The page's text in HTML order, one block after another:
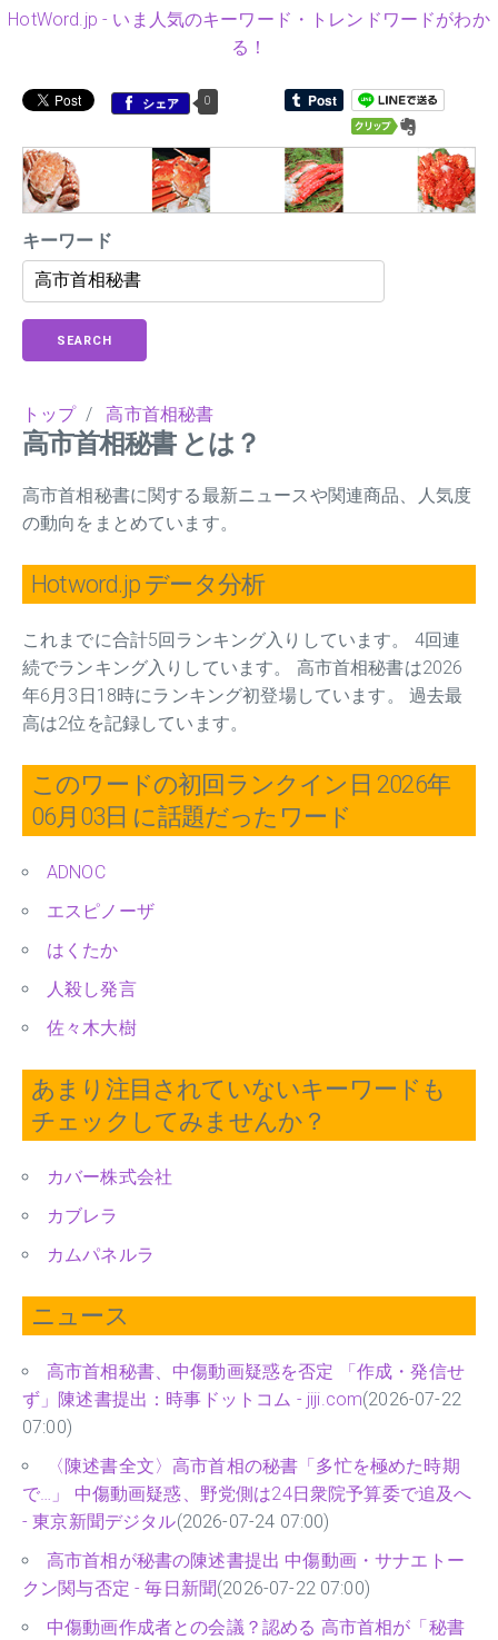
HotWord.jp - いま人気のキーワード・トレンドワードがわか
る！
シェア 0
キーワード
SEARCH
トップ/高市首相秘書
高市首相秘書 とは？
高市首相秘書に関する最新ニュースや関連商品、人気度
の動向をまとめています。
Hotword.jp データ分析
これまでに合計5回ランキング入りしています。 4回連
続でランキング入りしています。 高市首相秘書は2026
年6月3日18時にランキング初登場しています。 過去最
高は2位を記録しています。
このワードの初回ランクイン日 2026年
06月03日 に話題だったワード
ADNOC
エスピノーザ
はくたか
人殺し発言
佐々木大樹
あまり注目されていないキーワードも
チェックしてみませんか？
カバー株式会社
カブレラ
カムパネルラ
ニュース
高市首相秘書、中傷動画疑惑を否定 「作成・発信せ
ず」陳述書提出：時事ドットコム - jiji.com(2026-07-22
07:00)
〈陳述書全文〉高市首相の秘書「多忙を極めた時期
で…」 中傷動画疑惑、野党側は24日衆院予算委で追及へ
- 東京新聞デジタル(2026-07-24 07:00)
高市首相が秘書の陳述書提出 中傷動画・サナエトー
クン関与否定 - 毎日新聞(2026-07-22 07:00)
中傷動画作成者との会議？認める 高市首相が「秘書